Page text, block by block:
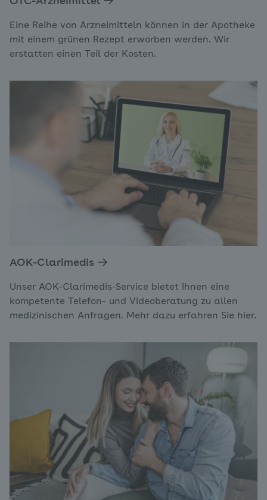
Eine Reihe von Arzneimitteln können in der Apotheke
mit einem grünen Rezept erworben werden. Wir
erstatten einen Teil der Kosten.
AOK-Clarimedis
Unser AOK-Clarimedis-Service bietet Ihnen eine
kompetente Telefon- und Videoberatung zu allen
medizinischen Anfragen. Mehr dazu erfahren Sie hier.